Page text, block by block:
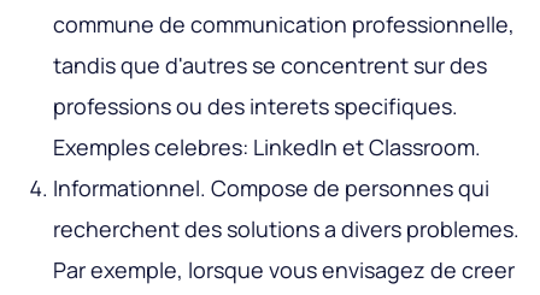
commune de communication professionnelle,
tandis que d'autres se concentrent sur des
professions ou des interets specifiques.
Exemples celebres: LinkedIn et Classroom.
Informationnel. Compose de personnes qui
recherchent des solutions a divers problemes.
Par exemple, lorsque vous envisagez de creer